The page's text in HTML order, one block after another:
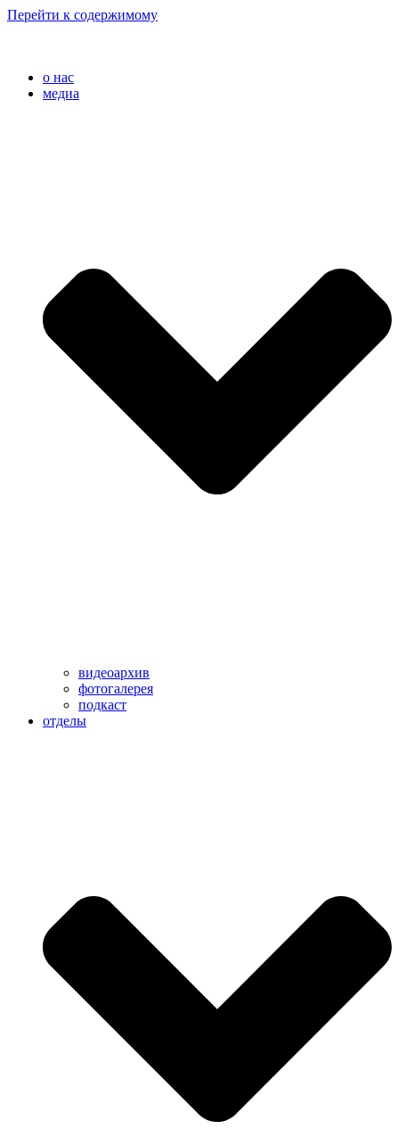
Перейти к содержимому
o нас
медиа
видеоархив
фотогалерея
подкаст
отделы